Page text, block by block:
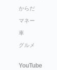
からだ
マネー
車
グルメ
YouTube